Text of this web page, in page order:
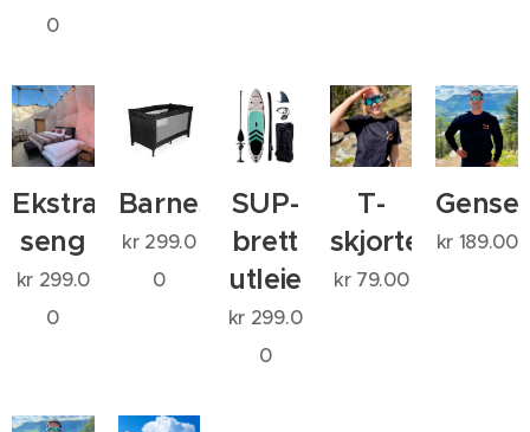
0
Ekstra
seng
kr 299.0
0
Barneseng
kr 299.0
0
SUP-
brett
utleie
kr 299.0
0
T-
skjorte
kr 79.00
Genser
kr 189.00